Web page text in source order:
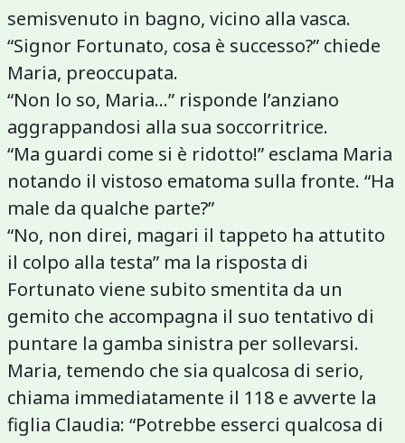
semisvenuto in bagno, vicino alla vasca.
“Signor Fortunato, cosa è successo?” chiede
Maria, preoccupata.
“Non lo so, Maria…” risponde l’anziano
aggrappandosi alla sua soccorritrice.
“Ma guardi come si è ridotto!” esclama Maria
notando il vistoso ematoma sulla fronte. “Ha
male da qualche parte?”
“No, non direi, magari il tappeto ha attutito
il colpo alla testa” ma la risposta di
Fortunato viene subito smentita da un
gemito che accompagna il suo tentativo di
puntare la gamba sinistra per sollevarsi.
Maria, temendo che sia qualcosa di serio,
chiama immediatamente il 118 e avverte la
figlia Claudia: “Potrebbe esserci qualcosa di